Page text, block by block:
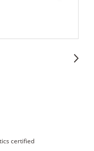
certified